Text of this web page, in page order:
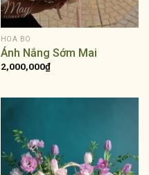
HOA BÓ
Ánh Nắng Sớm Mai
2,000,000₫